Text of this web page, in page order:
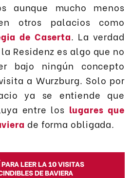
aunque mucho menos
otros palacios como
de Caserta. La verdad
Residenz es algo que no
bajo ningún concepto
a Wurzburg. Solo por
ya se entiende que
entre los lugares que
de forma obligada.
LEER LA 10 VISITAS
DE BAVIERA